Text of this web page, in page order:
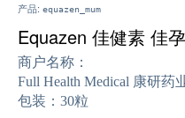
产品: equazen_mum
Equazen 佳健素 佳
商户名称：
Full Health Medical 康研药
包装： 30粒